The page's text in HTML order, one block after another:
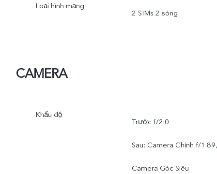
Loại hình mạng
2 SIMs 2 sóng
CAMERA
Khẩu độ
Trước f/2.0
Sau: Camera Chính f/1.89,
Camera Góc Siêu